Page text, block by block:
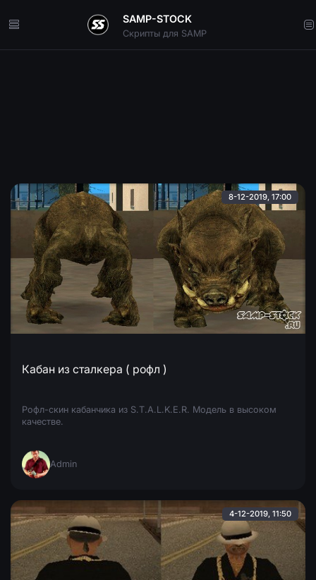
SAMP-STOCK
Скрипты для SAMP
8-12-2019, 17:00
Кабан из сталкера ( рофл )
Рофл-скин кабанчика из S.T.A.L.K.E.R. Модель в высоком
качестве.
Admin
4-12-2019, 11:50